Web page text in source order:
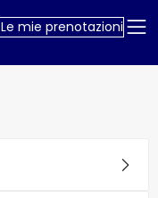
Le mie prenotazioni